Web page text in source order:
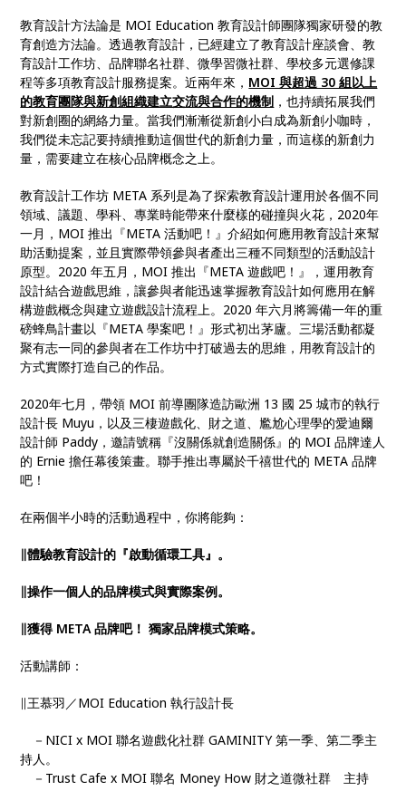
教育設計方法論是 MOI Education 教育設計師團隊獨家研發的教
育創造方法論。透過教育設計，已經建立了教育設計座談會、教
育設計工作坊、品牌聯名社群、微學習微社群、學校多元選修課
程等多項教育設計服務提案。近兩年來， MOI 與超過 30 組以上
的教育團隊與新創組織建立交流與合作的機制 ，也持續拓展我們
對新創圈的網絡力量。當我們漸漸從新創小白成為新創小咖時，
我們從未忘記要持續推動這個世代的新創力量，而這樣的新創力
量，需要建立在核心品牌概念之上。
教育設計工作坊 META 系列是為了探索教育設計運用於各個不同
領域、議題、學科、專業時能帶來什麼樣的碰撞與火花，2020年
一月，MOI 推出『META 活動吧！』介紹如何應用教育設計來幫
助活動提案，並且實際帶領參與者產出三種不同類型的活動設計
原型。2020 年五月，MOI 推出『META 遊戲吧！』，運用教育
設計結合遊戲思維，讓參與者能迅速掌握教育設計如何應用在解
構遊戲概念與建立遊戲設計流程上。2020 年六月將籌備一年的重
磅蜂鳥計畫以『META 學案吧！』形式初出茅廬。三場活動都凝
聚有志一同的參與者在工作坊中打破過去的思維，用教育設計的
方式實際打造自己的作品。
2020年七月，帶領 MOI 前導團隊造訪歐洲 13 國 25 城市的執行
設計長 Muyu，以及三棲遊戲化、財之道、尷尬心理學的愛迪爾
設計師 Paddy，邀請號稱『沒關係就創造關係』的 MOI 品牌達人
的 Ernie 擔任幕後策畫。聯手推出專屬於千禧世代的 META 品牌
吧！
在兩個半小時的活動過程中，你將能夠：
∥體驗教育設計的『啟動循環工具』。
∥操作一個人的品牌模式與實際案例。
∥獲得 META 品牌吧！ 獨家品牌模式策略。
活動講師：
∥王慕羽／MOI Education 執行設計長
－NICI x MOI 聯名遊戲化社群 GAMINITY 第一季、第二季主
持人。
－Trust Cafe x MOI 聯名 Money How 財之道微社群 主持